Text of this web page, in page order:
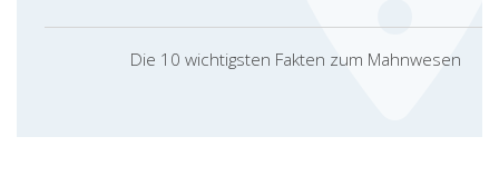
Die 10 wichtigsten Fakten zum Mahnwesen